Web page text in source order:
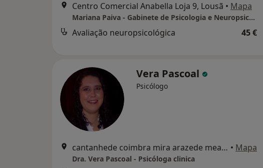
Centro Comercial Anabella Loja 9, Lousã • Mapa
Mariana Paiva - Gabinete de Psicologia e Neuropsicologia
Avaliação neuropsicológica 45 €
Vera Pascoal
Psicólogo
cantanhede coimbra mira arazede mealhada, Cantanhede • Mapa
Dra. Vera Pascoal - Psicóloga clinica